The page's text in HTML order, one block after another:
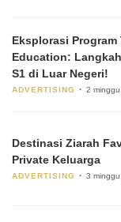
Eksplorasi
Education:
S1 di Luar Negeri!
ADVERTISING 2
Destinasi Ziarah
Private Keluarga
ADVERTISING 3